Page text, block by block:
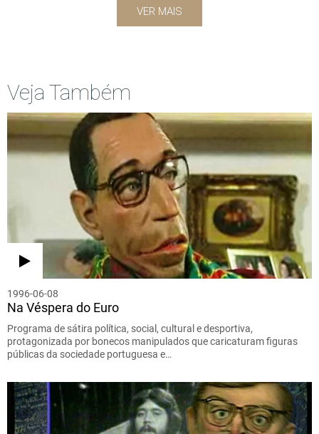
VER MAIS
Veja Também
1996-06-08
Na Véspera do Euro
Programa de sátira política, social, cultural e desportiva,
protagonizada por bonecos manipulados que caricaturam figuras
públicas da sociedade portuguesa e…